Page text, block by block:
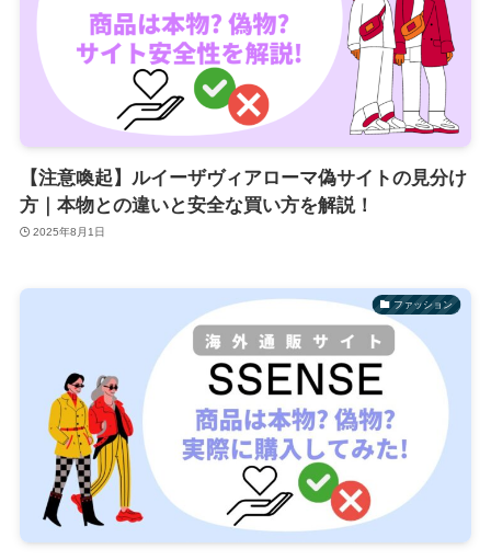
【注意喚起】ルイーザヴィアローマ偽サイトの見分け
方｜本物との違いと安全な買い方を解説！
2025年8月1日
ファッション